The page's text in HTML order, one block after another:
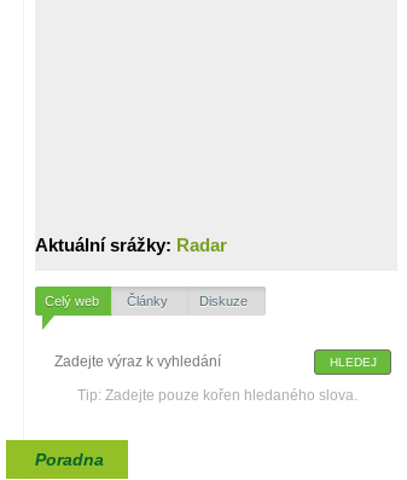
Aktuální srážky: Radar
Celý web Články Diskuze
Tip: Zadejte pouze kořen hledaného slova.
Poradna